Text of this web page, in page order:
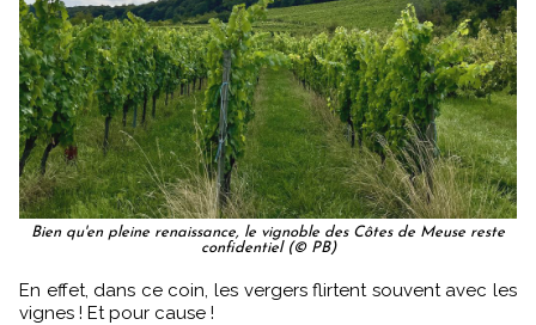
Bien qu'en pleine renaissance, le vignoble des Côtes de Meuse reste
confidentiel (© PB)
En effet, dans ce coin, les vergers flirtent souvent avec les
vignes ! Et pour cause !